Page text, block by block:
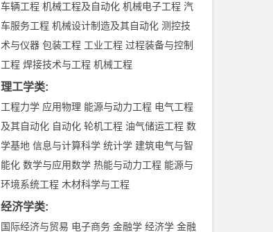
车辆工程 机械工程及自动化 机械电子工程 汽
车服务工程 机械设计制造及其自动化 测控技
术与仪器 包装工程 工业工程 过程装备与控制
工程 焊接技术与工程 机械工程
理工学类:
工程力学 应用物理 能源与动力工程 电气工程
及其自动化 自动化 轮机工程 油气储运工程 数
学基地 信息与计算科学 统计学 建筑电气与智
能化 数学与应用数学 热能与动力工程 能源与
环境系统工程 木材科学与工程
经济学类:
国际经济与贸易 电子商务 金融学 经济学 金融